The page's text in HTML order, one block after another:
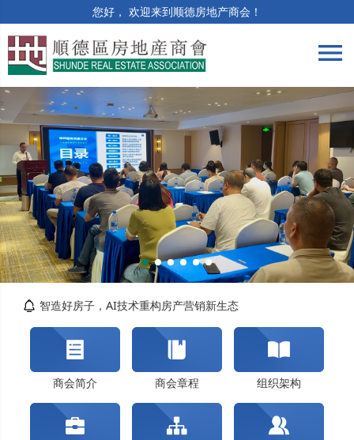
您好， 欢迎来到顺德房地产商会！
menu
筑牢合规防线 | 竣工验收与保修阶段法律风险...
精准解读提质效 | 房土两税专题培训顺利举办
智造好房子，AI技术重构房产营销新生态
关于交纳2026年度会费的通知
转发佛山市自然资源局顺德分局关于对《佛山市...
佛山市顺德区住房城乡建设和水务局关于开展202...
关于交纳2024年度会费的通知
商会简介 商会章程 组织架构